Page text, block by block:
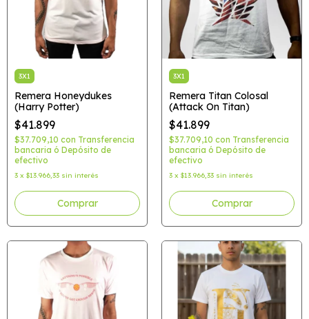
3X1
Remera Honeydukes
(Harry Potter)
$41.899
$37.709,10 con Transferencia
bancaria ó Depósito de
efectivo
3 x $13.966,33 sin interés
Comprar
3X1
Remera Titan Colosal
(Attack On Titan)
$41.899
$37.709,10 con Transferencia
bancaria ó Depósito de
efectivo
3 x $13.966,33 sin interés
Comprar